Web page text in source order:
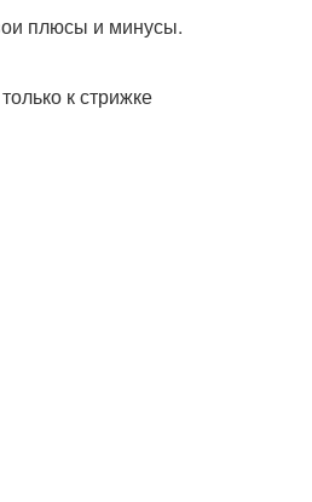
плюсы и минусы.
к стрижке